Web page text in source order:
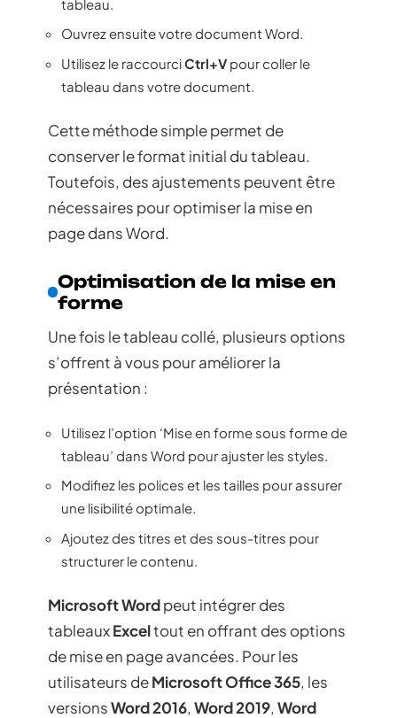
tableau.
Ouvrez ensuite votre document Word.
Utilisez le raccourciCtrl+V pour coller le
tableau dans votre document.
Cette méthode simple permet de
conserver le format initial du tableau.
Toutefois, des ajustements peuvent être
nécessaires pour optimiser la mise en
page dans Word.
Optimisation de la mise en
forme
Une fois le tableau collé, plusieurs options
s’offrent à vous pour améliorer la
présentation :
Utilisez l’option ‘Mise en forme sous forme de
tableau’ dans Word pour ajuster les styles.
Modifiez les polices et les tailles pour assurer
une lisibilité optimale.
Ajoutez des titres et des sous-titres pour
structurer le contenu.
Microsoft Wordpeut intégrer des
tableauxExceltout en offrant des options
de mise en page avancées. Pour les
utilisateurs deMicrosoft Office 365, les
versionsWord 2016, Word 2019, Word